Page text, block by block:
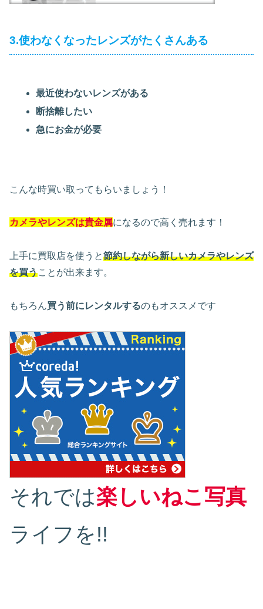
3.使わなくなったレンズがたくさんある
最近使わないレンズがある
断捨離したい
急にお金が必要
こんな時買い取ってもらいましょう！
カメラやレンズは貴金属になるので高く売れます！
上手に買取店を使うと節約しながら新しいカメラやレンズ
を買うことが出来ます。
もちろん買う前にレンタルするのもオススメです
それでは楽しいねこ写真
ライフを!!